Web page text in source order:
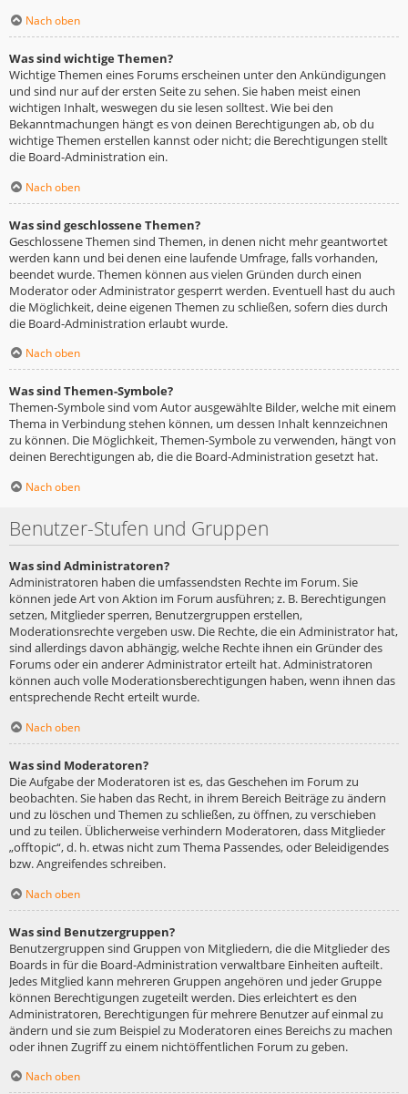
Nach oben
Was sind wichtige Themen?
Wichtige Themen eines Forums erscheinen unter den Ankündigungen
und sind nur auf der ersten Seite zu sehen. Sie haben meist einen
wichtigen Inhalt, weswegen du sie lesen solltest. Wie bei den
Bekanntmachungen hängt es von deinen Berechtigungen ab, ob du
wichtige Themen erstellen kannst oder nicht; die Berechtigungen stellt
die Board-Administration ein.
Nach oben
Was sind geschlossene Themen?
Geschlossene Themen sind Themen, in denen nicht mehr geantwortet
werden kann und bei denen eine laufende Umfrage, falls vorhanden,
beendet wurde. Themen können aus vielen Gründen durch einen
Moderator oder Administrator gesperrt werden. Eventuell hast du auch
die Möglichkeit, deine eigenen Themen zu schließen, sofern dies durch
die Board-Administration erlaubt wurde.
Nach oben
Was sind Themen-Symbole?
Themen-Symbole sind vom Autor ausgewählte Bilder, welche mit einem
Thema in Verbindung stehen können, um dessen Inhalt kennzeichnen
zu können. Die Möglichkeit, Themen-Symbole zu verwenden, hängt von
deinen Berechtigungen ab, die die Board-Administration gesetzt hat.
Nach oben
Benutzer-Stufen und Gruppen
Was sind Administratoren?
Administratoren haben die umfassendsten Rechte im Forum. Sie
können jede Art von Aktion im Forum ausführen; z. B. Berechtigungen
setzen, Mitglieder sperren, Benutzergruppen erstellen,
Moderationsrechte vergeben usw. Die Rechte, die ein Administrator hat,
sind allerdings davon abhängig, welche Rechte ihnen ein Gründer des
Forums oder ein anderer Administrator erteilt hat. Administratoren
können auch volle Moderationsberechtigungen haben, wenn ihnen das
entsprechende Recht erteilt wurde.
Nach oben
Was sind Moderatoren?
Die Aufgabe der Moderatoren ist es, das Geschehen im Forum zu
beobachten. Sie haben das Recht, in ihrem Bereich Beiträge zu ändern
und zu löschen und Themen zu schließen, zu öffnen, zu verschieben
und zu teilen. Üblicherweise verhindern Moderatoren, dass Mitglieder
„offtopic“, d. h. etwas nicht zum Thema Passendes, oder Beleidigendes
bzw. Angreifendes schreiben.
Nach oben
Was sind Benutzergruppen?
Benutzergruppen sind Gruppen von Mitgliedern, die die Mitglieder des
Boards in für die Board-Administration verwaltbare Einheiten aufteilt.
Jedes Mitglied kann mehreren Gruppen angehören und jeder Gruppe
können Berechtigungen zugeteilt werden. Dies erleichtert es den
Administratoren, Berechtigungen für mehrere Benutzer auf einmal zu
ändern und sie zum Beispiel zu Moderatoren eines Bereichs zu machen
oder ihnen Zugriff zu einem nichtöffentlichen Forum zu geben.
Nach oben